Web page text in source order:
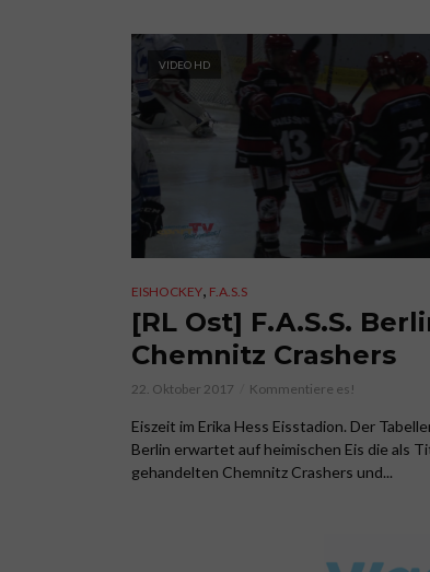
VIDEO HD
EISHOCKEY, F.A.S.S
[RL Ost] F.A.S.S.
Chemnitz Crashers
22. Oktober 2017 Kommentiere es!
Eiszeit im Erika Hess Eisstadion. Der
Berlin erwartet auf heimischen Eis die als
gehandelten Chemnitz Crashers und...